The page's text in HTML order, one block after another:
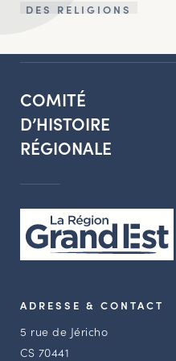
DES RELIGIONS
COMITÉ
D’HISTOIRE
RÉGIONALE
ADRESSE & CONTACT
5 rue de Jéricho
CS 70441